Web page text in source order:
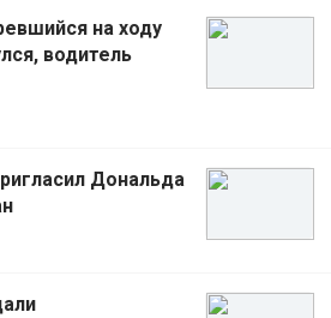
на ходу
водитель
Дональда